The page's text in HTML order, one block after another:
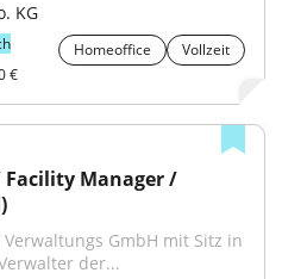
KG
Homeoffice
Vollzeit
€
GmbH mit Sitz in
der...